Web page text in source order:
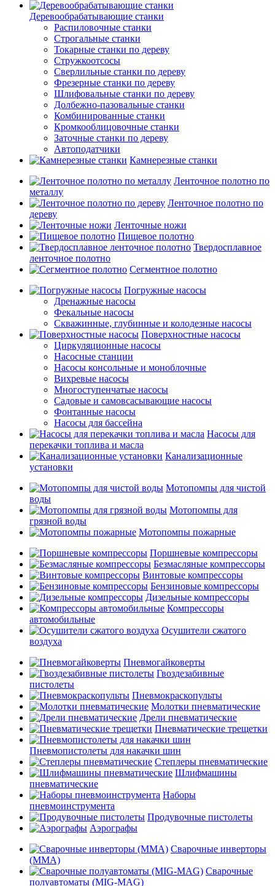
Деревообрабатывающие станки
Распиловочные станки
Строгальные станки
Токарные станки по дереву
Стружкоотсосы
Сверлильные станки по дереву
Фрезерные станки по дереву
Шлифовальные станки по дереву
Долбежно-пазовальные станки
Комбинированные станки
Кромкооблицовочные станки
Заточные станки по дереву
Автоподатчики
Камнерезные станки
Ленточное полотно по
металлу
Ленточное полотно по
дереву
Ленточные ножи
Пищевое полотно
Твердосплавное
ленточное полотно
Сегментное полотно
Погружные насосы
Дренажные насосы
Фекальные насосы
Скважинные, глубинные и колодезные насосы
Поверхностные насосы
Циркуляционные насосы
Насосные станции
Насосы консольные и моноблочные
Вихревые насосы
Многоступенчатые насосы
Садовые и самовсасывающие насосы
Фонтанные насосы
Насосы для бассейна
Насосы для
перекачки топлива и масла
Канализационные
установки
Мотопомпы для чистой
воды
Мотопомпы для
грязной воды
Мотопомпы пожарные
Поршневые компрессоры
Безмасляные компрессоры
Винтовые компрессоры
Бензиновые компрессоры
Дизельные компрессоры
Компрессоры
автомобильные
Осушители сжатого
воздуха
Пневмогайковерты
Гвоздезабивные
пистолеты
Пневмокраскопульты
Молотки пневматические
Дрели пневматические
Пневматические трещетки
Пневмопистолеты для накачки шин
Степлеры пневматические
Шлифмашины
пневматические
Наборы
пневмоинструмента
Продувочные пистолеты
Аэрографы
Сварочные инверторы
(MMA)
Сварочные
полуавтоматы (MIG-MAG)